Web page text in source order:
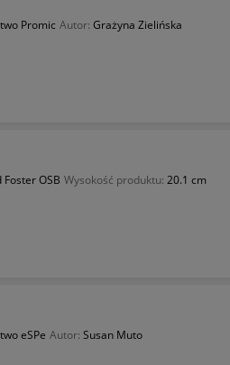
Promic Autor: Grażyna Zielińska
Foster OSB Wysokość produktu: 20.1 cm
eSPe Autor: Susan Muto